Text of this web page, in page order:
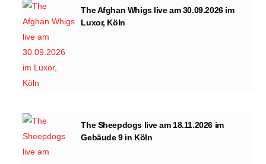
The Afghan Whigs live am 30.09.2026 im
Luxor, Köln
The Sheepdogs live am 18.11.2026 im
Gebäude 9 in Köln